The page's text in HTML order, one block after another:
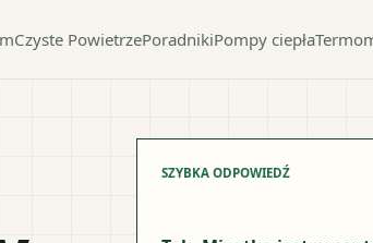
Czyste PowietrzePoradnikiPompy ciepła
SZYBKA ODPOWIEDŹ